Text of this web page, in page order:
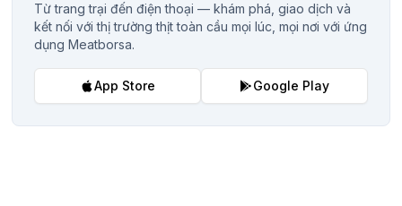
Từ trang trại đến điện thoại — khám phá, giao dịch và
kết nối với thị trường thịt toàn cầu mọi lúc, mọi nơi với ứng
dụng Meatborsa.
App Store Google Play